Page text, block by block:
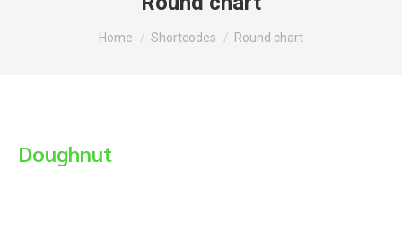
You are here:
Home Shortcodes Round chart
Doughnut